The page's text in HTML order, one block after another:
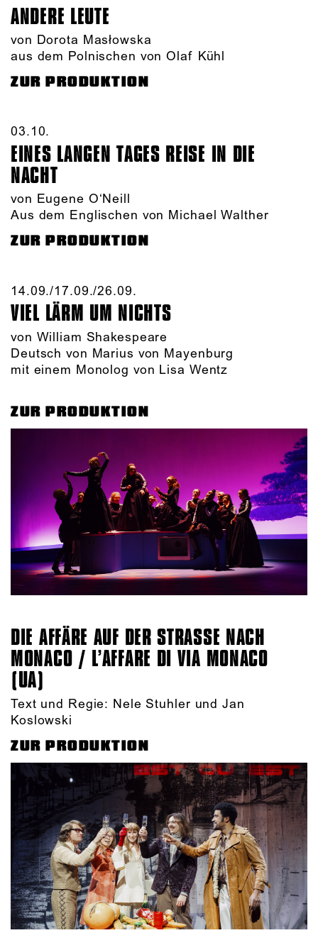
ANDERE LEUTE
von Dorota Masłowska
aus dem Polnischen von Olaf Kühl
ZUR PRODUKTION
03.10.​
EINES LANGEN TAGES REISE IN DIE
NACHT
von Eugene O‘Neill
Aus dem Englischen von Michael Walther
ZUR PRODUKTION
14.09./​17.09./​26.09.​
VIEL LÄRM UM NICHTS
von William Shakespeare
Deutsch von Marius von Mayenburg
mit einem Monolog von Lisa Wentz
ZUR PRODUKTION
DIE AFFÄRE AUF DER STRASSE NACH M
ONACO / L’AFFARE DI VIA MONACO (
UA)
Text und Regie: Nele Stuhler und Jan
Koslowski
ZUR PRODUKTION